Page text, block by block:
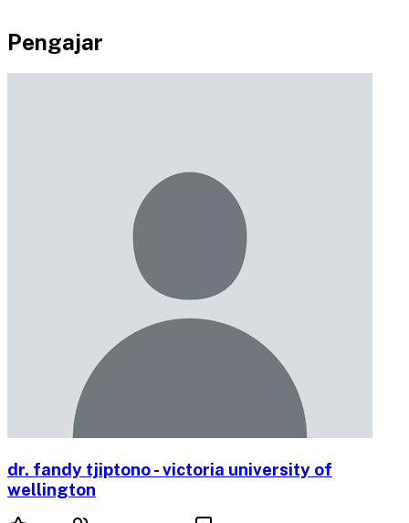
Pengajar
dr. fandy tjiptono - victoria university of
wellington